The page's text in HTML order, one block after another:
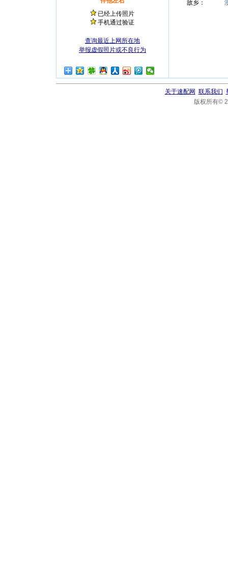
已经上传照片
手机通过验证
查询最近上网所在地
举报虚假照片或不良行为
故乡：
关于速配网 联系我们
版权所有©